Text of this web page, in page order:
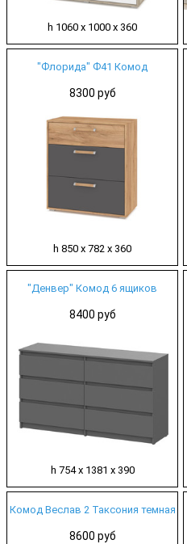
h 1060 х 1000 х 360
"Флорида" Ф41 Комод
8300 руб
h 850 х 782 х 360
"Денвер" Комод 6 ящиков
8400 руб
h 754 х 1381 х 390
Комод Веслав 2 Таксония темная
8600 руб